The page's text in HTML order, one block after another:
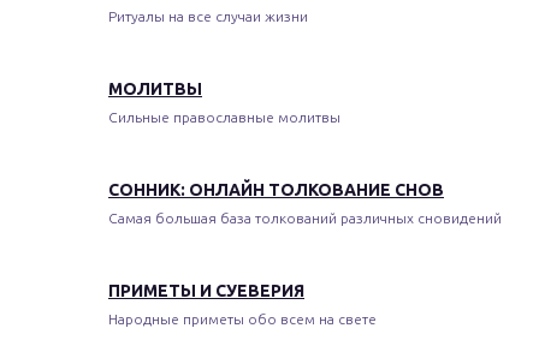
Ритуалы на все случаи жизни
МОЛИТВЫ
Сильные православные молитвы
СОННИК: ОНЛАЙН ТОЛКОВАНИЕ СНОВ
Самая большая база толкований различных сновидений
ПРИМЕТЫ И СУЕВЕРИЯ
Народные приметы обо всем на свете